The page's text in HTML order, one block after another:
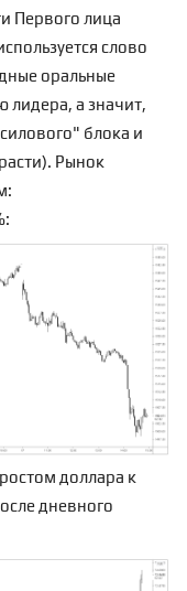
Первого лица
слово
оральные
лидера, а значит,
блока и
Рынок
доллара к
дневного